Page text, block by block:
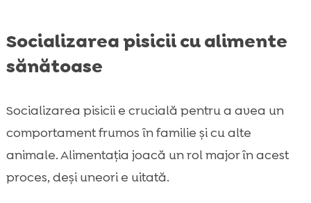
Socializarea pisicii cu alimente
sănătoase
Socializarea pisicii e crucială pentru a avea un
comportament frumos în familie și cu alte
animale. Alimentația joacă un rol major în acest
proces, deși uneori e uitată.